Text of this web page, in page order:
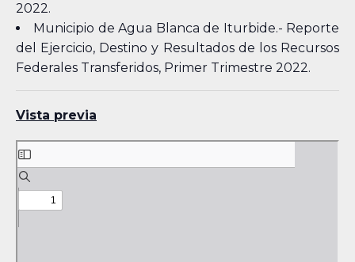
2022.
Municipio de Agua Blanca de Iturbide.- Reporte
del Ejercicio, Destino y Resultados de los Recursos
Federales Transferidos, Primer Trimestre 2022.
Vista previa
Skip
to